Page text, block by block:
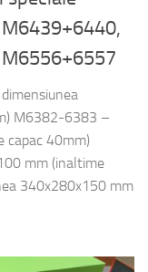
M6382-6383 –
capac 40mm)
mm (inaltime
340x280x150 mm